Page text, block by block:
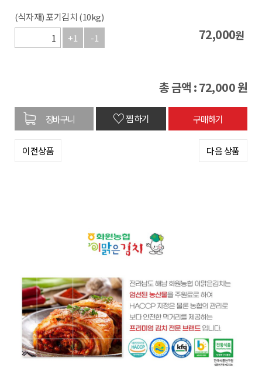
(식자재) 포기김치 (10kg)
+1
-1 72,000원
총 금액 :72,000원
♡찜하기
이전상품 다음 상품